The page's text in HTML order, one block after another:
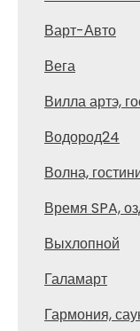
Варт-Авто
Вега
Вилла артэ,
Водород24
Волна,
Время SPA,
Выхлопной
Галамарт
Гармония,